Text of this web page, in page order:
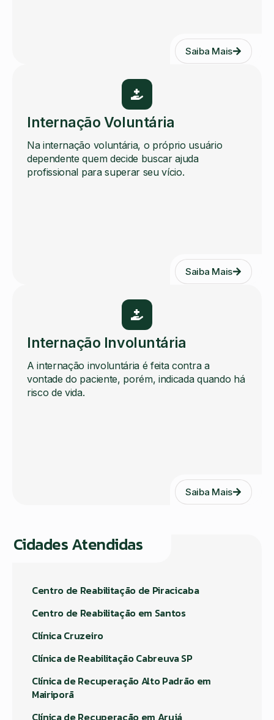
Saiba Mais
Internação Voluntária
Na internação voluntária, o próprio usuário
dependente quem decide buscar ajuda
profissional para superar seu vício.
Saiba Mais
Internação Involuntária
A internação involuntária é feita contra a
vontade do paciente, porém, indicada quando há
risco de vida.
Saiba Mais
Cidades Atendidas
Centro de Reabilitação de Piracicaba
Centro de Reabilitação em Santos
Clínica Cruzeiro
Clínica de Reabilitação Cabreuva SP
Clínica de Recuperação Alto Padrão em
Mairiporã
Clínica de Recuperação em Arujá